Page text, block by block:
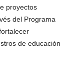
proyectos
del Programa
de educación